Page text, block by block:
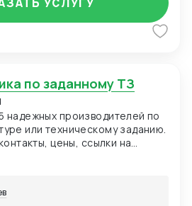
по заданному ТЗ
надежных производителей по
или техническому заданию.
цены, ссылки на
условий работы каждого
с проверкой по
компании и
(при необходимости).